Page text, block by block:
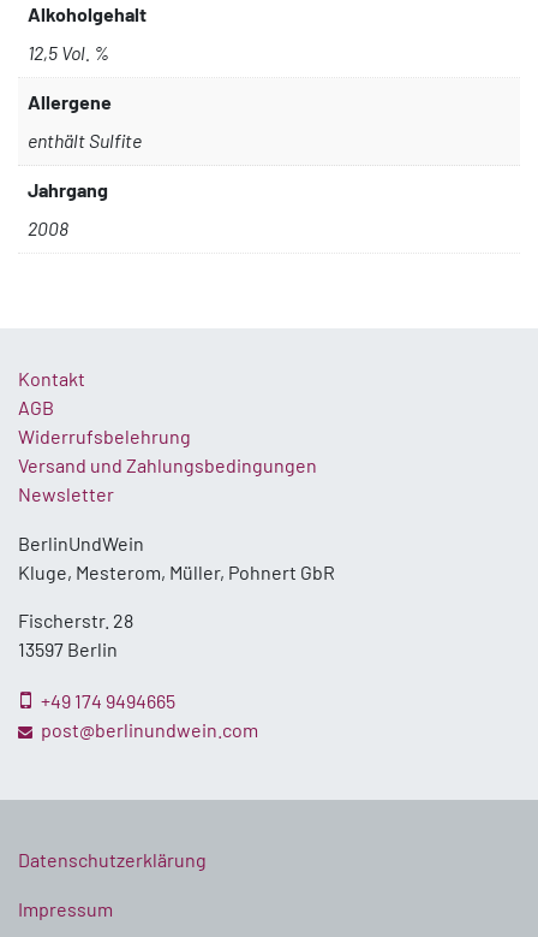
Alkoholgehalt
12,5 Vol. %
Allergene
enthält Sulfite
Jahrgang
2008
Kontakt
AGB
Widerrufsbelehrung
Versand und Zahlungsbedingungen
Newsletter
BerlinUndWein
Kluge, Mesterom, Müller, Pohnert GbR
Fischerstr. 28
13597 Berlin
+49 174 9494665
post@berlinundwein.com
Datenschutzerklärung
Impressum